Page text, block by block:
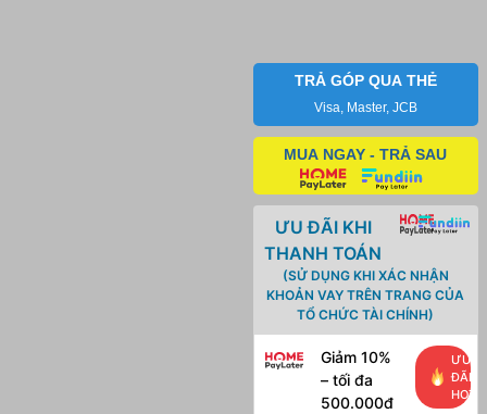
TRẢ GÓP QUA THẺ
Visa, Master, JCB
MUA NGAY - TRẢ SAU
ƯU ĐÃI KHI
THANH TOÁN
(SỬ DỤNG KHI XÁC NHẬN
KHOẢN VAY TRÊN TRANG CỦA
TỔ CHỨC TÀI CHÍNH)
Giảm 10%
– tối đa
500.000đ
ƯU
ĐÃI
HOT